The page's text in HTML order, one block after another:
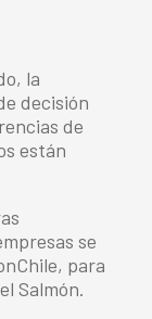
la
decisión
de
están
se
para
Salmón.